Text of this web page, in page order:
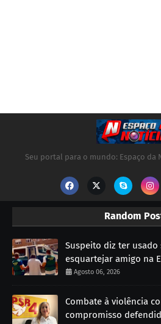
Seu portal para o mundo: Espaço da
Random
Suspeito diz ter usado
esquartejar amigo na
Agosto 06, 2026
Combate à violência
compromisso